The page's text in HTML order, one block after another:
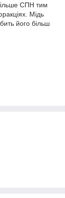
СПН тим
Мідь
його більш